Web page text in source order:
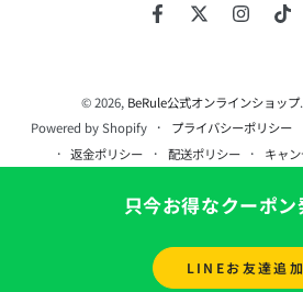
ド
レ
FacebookTwitterInstagram
© 2026, BeRule公式オンラインショップ
Powered by Shopify
プライバシーポリシー
返金ポリシー
配送ポリシー キャ
只今お得なクーポン
LINEお友達追加